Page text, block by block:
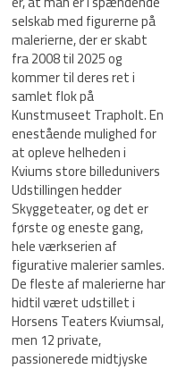
selskab med figurerne på
malerierne, der er skabt
fra 2008 til 2025 og
kommer til deres ret i
samlet flok på
Kunstmuseet Trapholt. En
enestående mulighed for
at opleve helheden i
Kviums store billedunivers
Udstillingen hedder
Skyggeteater, og det er
første og eneste gang,
hele værkserien af
figurative malerier samles.
De fleste af malerierne har
hidtil været udstillet i
Horsens Teaters Kviumsal,
men 12 private,
passionerede midtjyske